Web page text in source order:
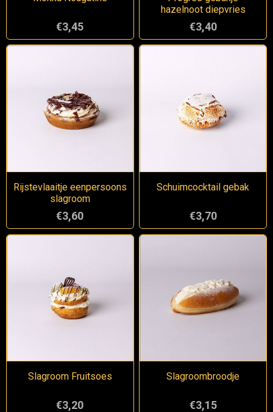
€3,45
hazelnoot diepvries
€3,40
Rijstevlaaitje eenpersoons
slagroom
€3,60
Schuimcocktail gebak
€3,70
Slagroom Fruitsoes
€3,20
Slagroombroodje
€3,15